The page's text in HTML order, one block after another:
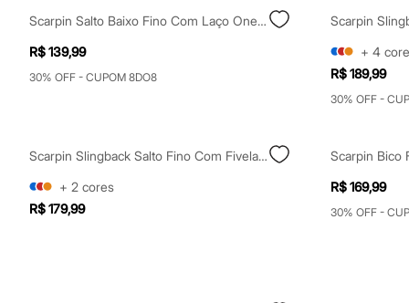
Pijamas
Moda praia
Biquínis
Maiôs
Blusas e Camisetas
Calças
Casacos e Jaquetas
Jeans
Moda esportiva
Scarpin Salto Baixo Fino Com Laço Oneself Preto
R$ 139,99
30% OFF - CUPOM 8DO8
Scarpin
+ 4
R$ 189,99
30% OFF -
Scarpin Slingback Salto Fino Com Fivela Grande Preto
+ 2 cores
R$ 179,99
R$ 169,99
30% OFF -